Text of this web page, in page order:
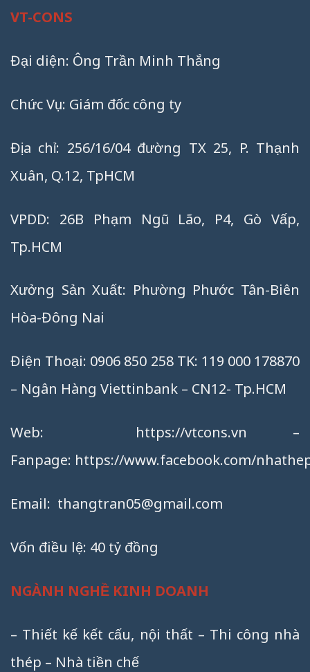
VT-CONS
Đại diện: Ông Trần Minh Thắng
Chức Vụ: Giám đốc công ty
Địa chỉ: 256/16/04 đường TX 25, P. Thạnh
Xuân, Q.12, TpHCM
VPDD: 26B Phạm Ngũ Lão, P4, Gò Vấp,
Tp.HCM
Xưởng Sản Xuất: Phường Phước Tân-Biên
Hòa-Đông Nai
Điện Thoại: 0906 850 258 TK: 119 000 178870
– Ngân Hàng Viettinbank – CN12- Tp.HCM
Web: https://vtcons.vn –
Fanpage: https://www.facebook.com/
Email: thangtran05@gmail.com
Vốn điều lệ: 40 tỷ đồng
NGÀNH NGHỀ KINH DOANH
– Thiết kế kết cấu, nội thất – Thi công nhà
thép – Nhà tiền chế